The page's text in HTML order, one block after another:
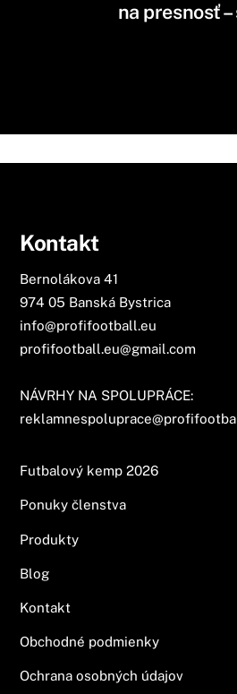
na presnosť
Kontakt
Bernolákova 41
974 05 Banská Bystrica
info@profifootball.eu
profifootball.eu@gmail.com
NÁVRHY NA SPOLUPRÁCE:
Futbalový kemp 2026
Ponuky členstva
Produkty
Blog
Kontakt
Obchodné podmienky
Ochrana osobných údajov